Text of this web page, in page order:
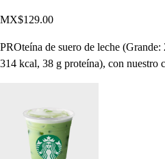
MX$129.00
PROteína de suero de leche
314 kcal, 38 g proteína), con nuestro